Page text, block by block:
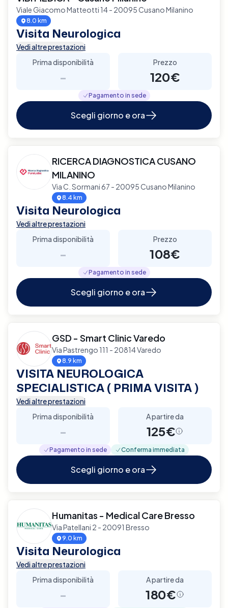
Viale Giacomo Matteotti 14 - 20095 Cusano Milanino
8.0 km
Visita Neurologica
Vedi altre prestazioni
Prima disponibilità
-
Prezzo
120€
Pagamento in sede
Scegli giorno e ora
RICERCA DIAGNOSTICA CUSANO
MILANINO
Via C. Sormani 67 - 20095 Cusano Milanino
8.4 km
Visita Neurologica
Vedi altre prestazioni
Prima disponibilità
-
Prezzo
108€
Pagamento in sede
Scegli giorno e ora
GSD - Smart Clinic Varedo
Via Pastrengo 111 - 20814 Varedo
8.9 km
VISITA NEUROLOGICA
SPECIALISTICA ( PRIMA VISITA )
Vedi altre prestazioni
Prima disponibilità
-
A partire da
125€
Pagamento in sede Conferma immediata
Scegli giorno e ora
Humanitas - Medical Care Bresso
Via Patellani 2 - 20091 Bresso
9.0 km
Visita Neurologica
Vedi altre prestazioni
Prima disponibilità
-
A partire da
180€